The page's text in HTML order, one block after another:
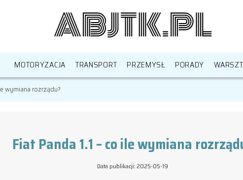
MOTORYZACJA TRANSPORT PRZEMYSŁ PORADY
wymiana rozrządu?
Fiat Panda 1.1 – co ile wymiana
Data publikacji: 2025-05-19